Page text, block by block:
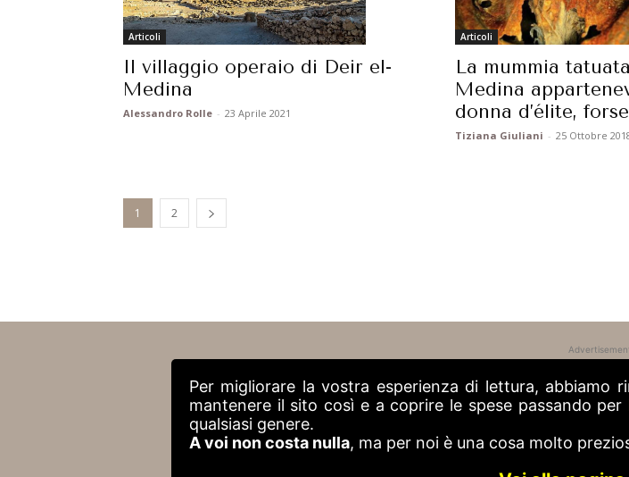
Articoli
Il villaggio operaio di Deir el-
Medina
Alessandro Rolle - 23 Aprile 2021
Articoli
La mummia
Medina
donna d’élite,
Tiziana Giuliani - 25 Ottobre
1 2
Per migliorare la vostra esperienza di lettura, abbiamo
mantenere il sito così e a coprire le spese passando per
qualsiasi genere.
A voi non costa nulla, ma per noi è una cosa molto